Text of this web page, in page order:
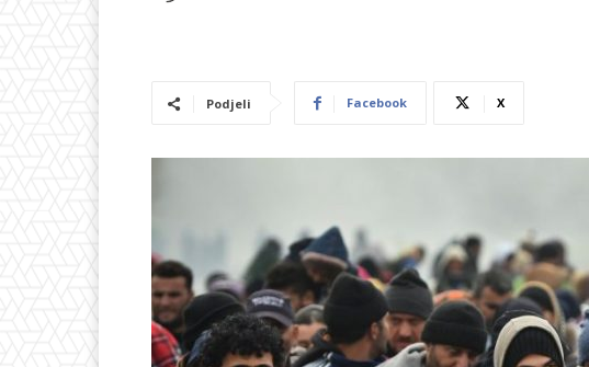
Podjeli Facebook X